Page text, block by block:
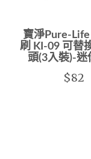
寶淨Pure-
刷 KI-09 可替
頭(3入裝)-迷
$82